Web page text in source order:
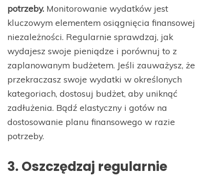
potrzeby. Monitorowanie wydatków jest
kluczowym elementem osiągnięcia finansowej
niezależności. Regularnie sprawdzaj, jak
wydajesz swoje pieniądze i porównuj to z
zaplanowanym budżetem. Jeśli zauważysz, że
przekraczasz swoje wydatki w określonych
kategoriach, dostosuj budżet, aby uniknąć
zadłużenia. Bądź elastyczny i gotów na
dostosowanie planu finansowego w razie
potrzeby.
3. Oszczędzaj regularnie